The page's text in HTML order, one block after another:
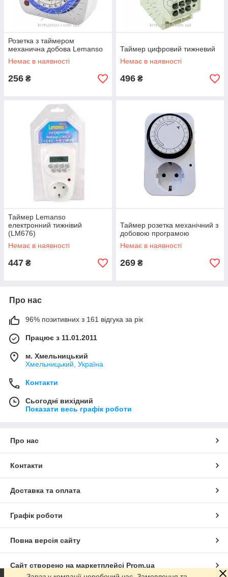
Розетка з таймером
механична добова Lemanso
Немає в наявності
256 ₴
Таймер цифровий тижневий
Немає в наявності
496 ₴
Таймер Lemanso
електронний тижнівий
(LM676)
Немає в наявності
447 ₴
Таймер розетка механічний з
добовою програмою
Немає в наявності
269 ₴
Про нас
96% позитивних з 161 відгука за рік
Працює з 11.01.2011
м. Хмельницький
Хмельницький, Україна
Контакти
Сьогодні вихідний
Показати весь графік роботи
Про нас
Контакти
Доставка та оплата
Графік роботи
Повна версія сайту
Сайт створено на маркетплейсі Prom.ua